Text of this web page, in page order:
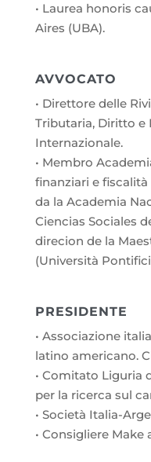
• Laurea honoris
Aires (UBA).
AVVOCATO
• Direttore delle
Tributaria, Diritto e
Internazionale.
• Membro
finanziari e
da la Academia
Ciencias Sociales
direcion de la
(Università
PRESIDENTE
• Associazione
latino americano.
• Comitato Liguria
per la ricerca sul
• Società Italia-
• Consigliere Make